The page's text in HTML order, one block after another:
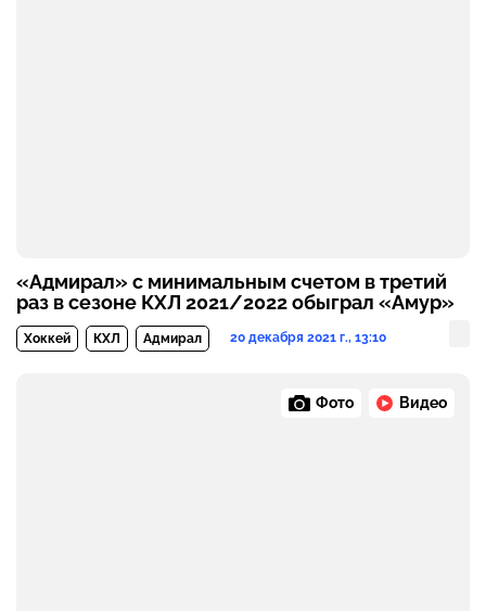
«Адмирал» с минимальным счетом в третий
раз в сезоне КХЛ 2021/2022 обыграл «Амур»
Хоккей КХЛ Адмирал 20 декабря 2021 г., 13:10
Фото Видео